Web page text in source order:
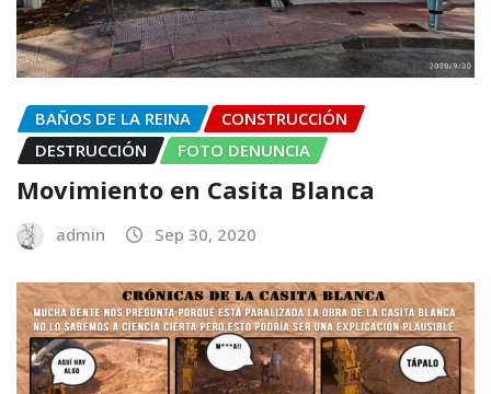
BAÑOS DE LA REINA
CONSTRUCCIÓN
DESTRUCCIÓN
FOTO DENUNCIA
Movimiento en Casita Blanca
admin Sep 30, 2020